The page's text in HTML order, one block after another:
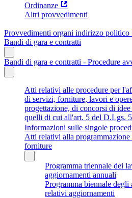
Ordinanze
Altri provvedimenti
Provvedimenti organi indirizzo politico
Bandi di gara e contratti
Bandi di gara e contratti - Procedure
Atti relativi alle procedure per
di servizi, forniture, lavori e
progettazione, di concorsi di
quelli di cui all'art. 5 del D.Lgs.
Informazioni sulle singole
Atti relativi alla
forniture
Programma triennale dei
aggiornamenti annuali
Programma biennale
relativi aggiornamenti